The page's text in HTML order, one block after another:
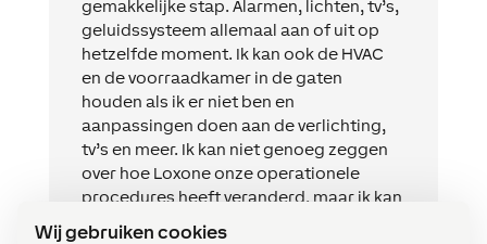
Wij gebruiken cookies
gemakkelijke stap. Alarmen, lichten, tv’s,
geluidssysteem allemaal aan of uit op
hetzelfde moment. Ik kan ook de HVAC
en de voorraadkamer in de gaten
houden als ik er niet ben en
aanpassingen doen aan de verlichting,
tv’s en meer. Ik kan niet genoeg zeggen
over hoe Loxone onze operationele
procedures heeft veranderd, maar ik kan
het ten zeerste aanbevelen.